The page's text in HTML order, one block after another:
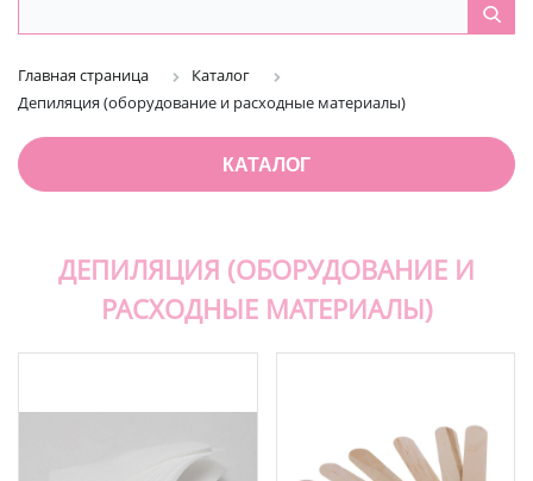
Главная страница
Каталог
Депиляция (оборудование и расходные материалы)
КАТАЛОГ
ДЕПИЛЯЦИЯ (ОБОРУДОВАНИЕ И
РАСХОДНЫЕ МАТЕРИАЛЫ)